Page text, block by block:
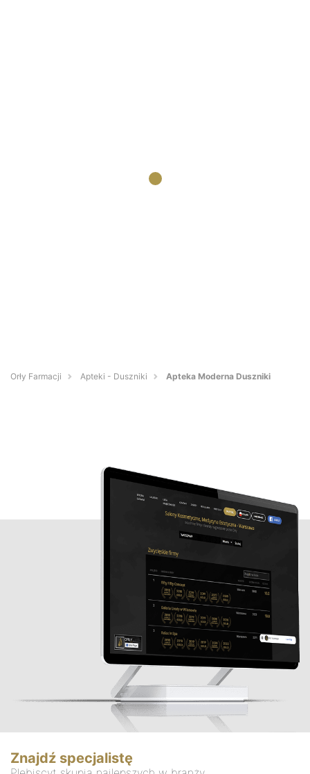
Orły Farmacji Apteki - Duszniki Apteka Moderna Duszniki
Znajdź specjalistę